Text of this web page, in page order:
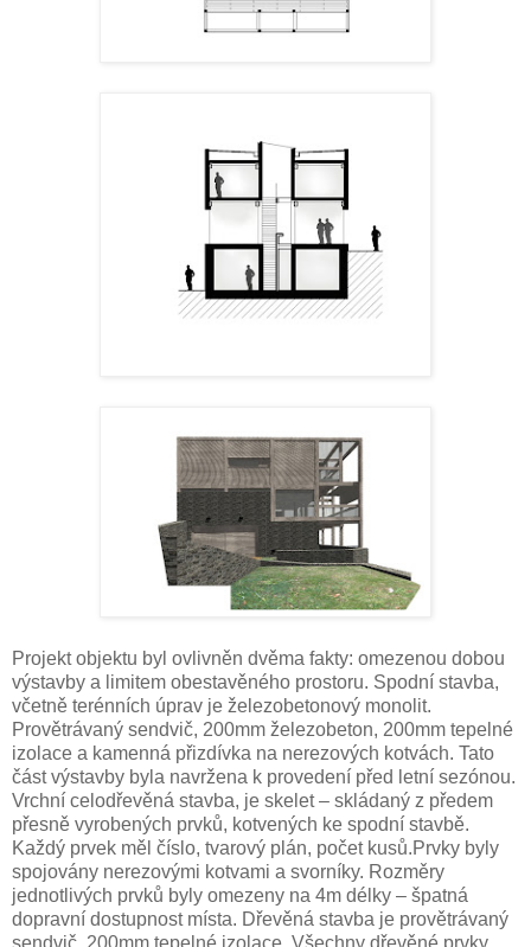
Projekt objektu byl ovlivněn dvěma fakty: omezenou dobou
výstavby a limitem obestavěného prostoru. Spodní stavba,
včetně terénních úprav je železobetonový monolit.
Provětrávaný sendvič, 200mm železobeton, 200mm tepelné
izolace a kamenná přizdívka na nerezových kotvách. Tato
část výstavby byla navržena k provedení před letní sezónou.
Vrchní celodřevěná stavba, je skelet – skládaný z předem
přesně vyrobených prvků, kotvených ke spodní stavbě.
Každý prvek měl číslo, tvarový plán, počet kusů.Prvky byly
spojovány nerezovými kotvami a svorníky. Rozměry
jednotlivých prvků byly omezeny na 4m délky – špatná
dopravní dostupnost místa. Dřevěná stavba je provětrávaný